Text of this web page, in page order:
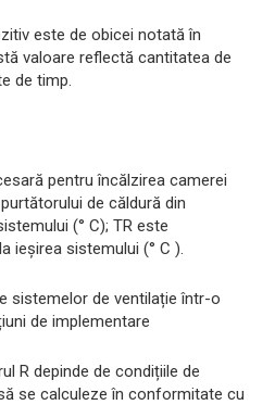
este de obicei notată în
valoare reflectă cantitatea de
de timp.
pentru încălzirea camerei
de căldură din
(° С); TR este
ieșirea sistemului (° С ).
sistemelor de ventilație într-o
de implementare
R depinde de condițiile de
se calculeze în conformitate cu